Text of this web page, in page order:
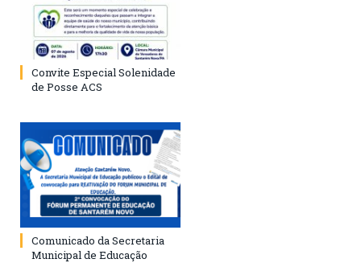
Convite Especial Solenidade
de Posse ACS
Comunicado da Secretaria
Municipal de Educação